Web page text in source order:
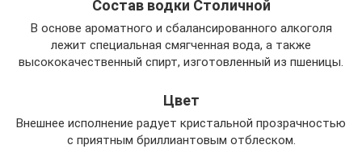
Состав водки Столичной
В основе ароматного и сбалансированного алкоголя
лежит специальная смягченная вода, а также
высококачественный спирт, изготовленный из пшеницы.
Цвет
Внешнее исполнение радует кристальной прозрачностью
с приятным бриллиантовым отблеском.